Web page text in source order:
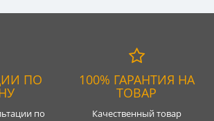
ПО
по
100% ГАРАНТИЯ НА
ТОВАР
Качественный товар